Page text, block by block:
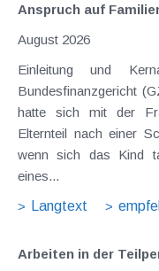
Anspruch auf
August 2026
Einleitung und
Bundesfinanzgericht
hatte sich mit der
Elternteil nach einer
wenn sich das Kind
eines...
Langtext
Arbeiten in der